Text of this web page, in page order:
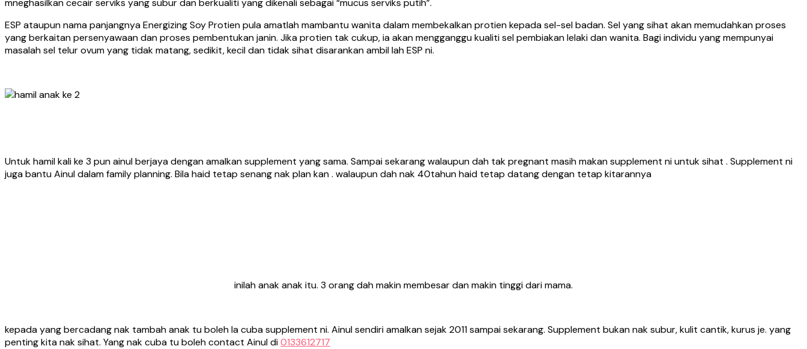
ESP ataupun nama panjangnya Energizing Soy Protien pula amatlah mambantu wanita dalam membekalkan protien kepada sel-sel badan. Sel yang sihat akan memudahkan proses
yang berkaitan persenyawaan dan proses pembentukan janin. Jika protien tak cukup, ia akan mengganggu kualiti sel pembiakan lelaki dan wanita. Bagi individu yang mempunyai
masalah sel telur ovum yang tidak matang, sedikit, kecil dan tidak sihat disarankan ambil lah ESP ni.
Untuk hamil kali ke 3 pun ainul berjaya dengan amalkan supplement yang sama. Sampai sekarang walaupun dah tak pregnant masih makan supplement ni untuk sihat . Supplement ni
juga bantu Ainul dalam family planning. Bila haid tetap senang nak plan kan . walaupun dah nak 40tahun haid tetap datang dengan tetap kitarannya
inilah anak anak itu. 3 orang dah makin membesar dan makin tinggi dari mama.
kepada yang bercadang nak tambah anak tu boleh la cuba supplement ni. Ainul sendiri amalkan sejak 2011 sampai sekarang. Supplement bukan nak subur, kulit cantik, kurus je. yang
penting kita nak sihat. Yang nak cuba tu boleh contact Ainul di0133612717